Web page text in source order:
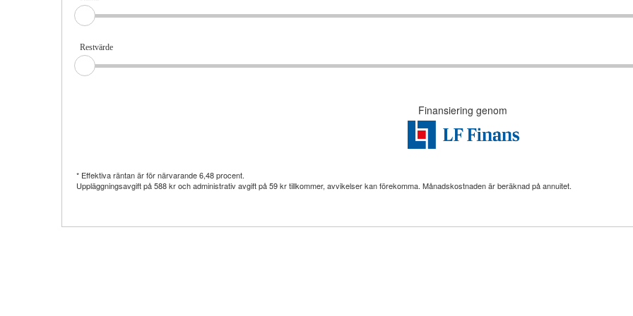
Restvärde
Finansiering genom
* Effektiva räntan är för närvarande6,48procent.
Uppläggningsavgift på588 kroch administrativ avgift på59 krtillkommer, avvikelser kan förekomma. Månadskostnaden är beräknad på annuitet.